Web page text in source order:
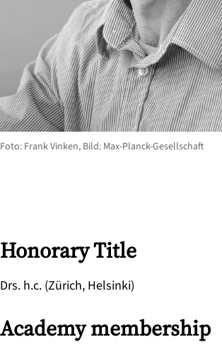
Honorary Title
Drs. h.c. (Zürich, Helsinki)
Academy membership
Foto: Frank Vinken, Bild: Max-Planck-Gesellschaft